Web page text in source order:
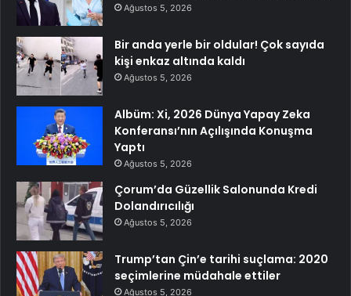
Ağustos 5, 2026
Bir anda yerle bir oldular! Çok sayıda
kişi enkaz altında kaldı
Ağustos 5, 2026
Albüm: Xi, 2026 Dünya Yapay Zeka
Konferansı’nın Açılışında Konuşma
Yaptı
Ağustos 5, 2026
Çorum’da Güzellik Salonunda Kredi
Dolandırıcılığı
Ağustos 5, 2026
Trump’tan Çin’e tarihi suçlama: 2020
seçimlerine müdahale ettiler
Ağustos 5, 2026